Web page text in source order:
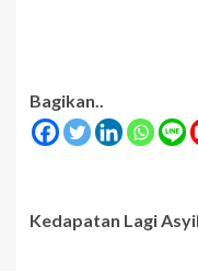
Bagikan..
Kedapatan Lagi